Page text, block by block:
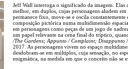
Jeff Wall interroga o significado da imagem. Elas
melhor, em duplos, cujas personagens aludem
permanece fixo, move-se e oscila constantemente
composição pictórica numa multidimensão
em personagens como peças de um jogo de
um papel relevante na cena final do tríptico,
/The Gardens; Appunto / Complaint;
2017. As personagens vivem no espaço
desdobram-se em múltiplos, cuja sensação, no
enigmática, na medida em que o conceito não se